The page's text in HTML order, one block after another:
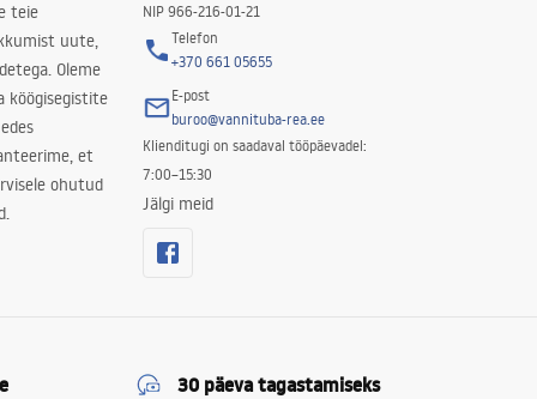
teie
uute,
Oleme
köögisegistite
et
ohutud
NIP 966-216-01-21
Telefon
+370 661 05655
E-post
buroo@vannituba-rea.ee
Klienditugi on saadaval tööpäevadel:
7:00–15:30
Jälgi meid
30 päeva tagastamiseks